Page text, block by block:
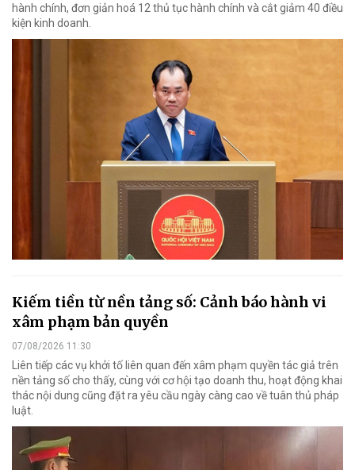
hành chính, đơn giản hoá 12 thủ tục hành chính và cắt giảm 40 điều
kiện kinh doanh.
Kiếm tiền từ nền tảng số: Cảnh báo hành vi
xâm phạm bản quyền
07/08/2026 11:30
Liên tiếp các vụ khởi tố liên quan đến xâm phạm quyền tác giả trên
nền tảng số cho thấy, cùng với cơ hội tạo doanh thu, hoạt động khai
thác nội dung cũng đặt ra yêu cầu ngày càng cao về tuân thủ pháp
luật.